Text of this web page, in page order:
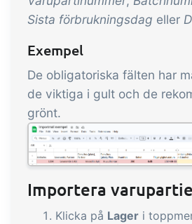
Sista förbrukningsdag eller
Exempel
De obligatoriska fälten har
de viktiga i gult och de
grönt.
Importera
Klicka på Lager i